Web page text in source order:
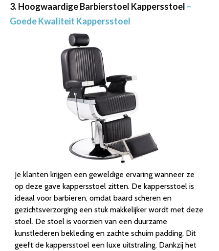
3. Hoogwaardige Barbierstoel Kappersstoel –
Goede Kwaliteit Kappersstoel
Je klanten krijgen een geweldige ervaring wanneer ze
op deze gave kappersstoel zitten. De kappersstoel is
ideaal voor barbieren, omdat baard scheren en
gezichtsverzorging een stuk makkelijker wordt met deze
stoel. De stoel is voorzien van een duurzame
kunstlederen bekleding en zachte schuim padding. Dit
geeft de kappersstoel een luxe uitstraling. Dankzij het